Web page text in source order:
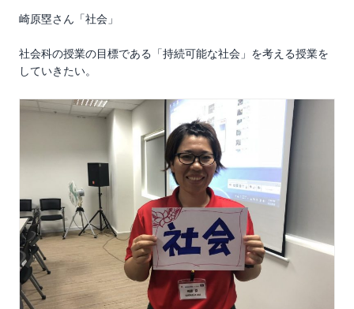
崎原塁さん「社会」
社会科の授業の目標である「持続可能な社会」を考える授業を
していきたい。